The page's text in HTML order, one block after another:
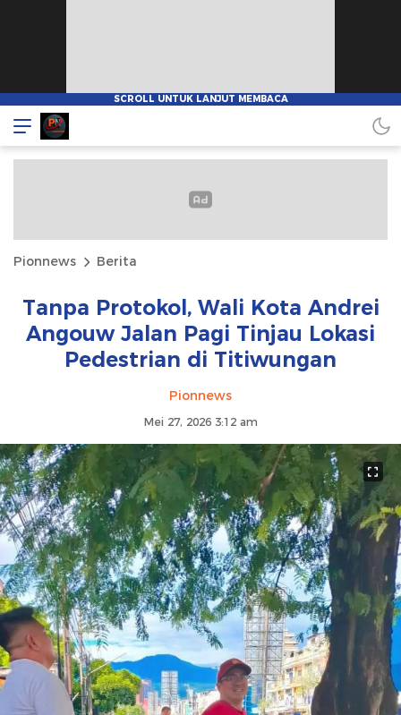
Pionnews Berita
Tanpa Protokol, Wali Kota Andrei
Angouw Jalan Pagi Tinjau Lokasi
Pedestrian di Titiwungan
Pionnews
Mei 27, 2026 3:12 am